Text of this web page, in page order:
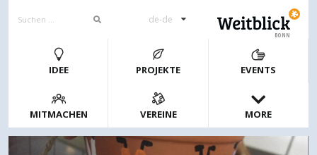
de-de
BONN
IDEE PROJEKTE EVENTS
MITMACHEN VEREINE MORE